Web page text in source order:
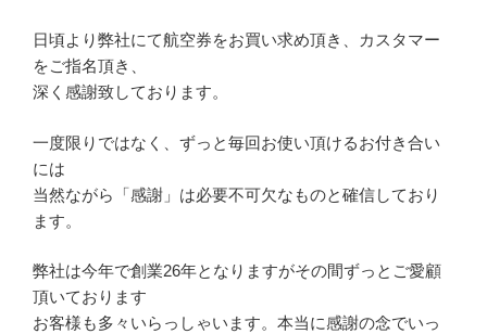
日頃より弊社にて航空券をお買い求め頂き、カスタマー
をご指名頂き、
深く感謝致しております。
一度限りではなく、ずっと毎回お使い頂けるお付き合い
には
当然ながら「感謝」は必要不可欠なものと確信しており
ます。
弊社は今年で創業26年となりますがその間ずっとご愛顧
頂いております
お客様も多々いらっしゃいます。本当に感謝の念でいっ